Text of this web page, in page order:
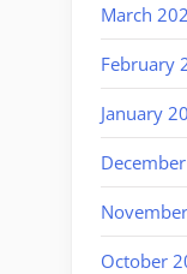
March
February
January
October